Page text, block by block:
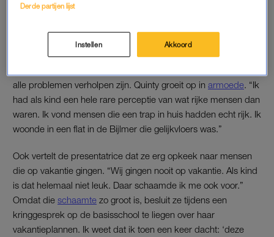
ARMOEDE
Als haar ouders uiteindelijk uit elkaar gaan, zorgt dat voor
alle problemen verholpen zijn. Quinty groeit op in armoede. “Ik
had als kind een hele rare perceptie van wat rijke mensen dan
waren. Ik vond mensen die een trap in huis hadden echt rijk. Ik
woonde in een flat in de Bijlmer die gelijkvloers was.”
Ook vertelt de presentatrice dat ze erg opkeek naar mensen
die op vakantie gingen. “Wij gingen nooit op vakantie. Als kind
is dat helemaal niet leuk. Daar schaamde ik me ook voor.”
Omdat die schaamte zo groot is, besluit ze tijdens een
kringgesprek op de basisschool te liegen over haar
vakantieplannen. Ik weet dat ik toen een keer dacht: ‘deze
Derde partijen lijst
Instellen Akkoord